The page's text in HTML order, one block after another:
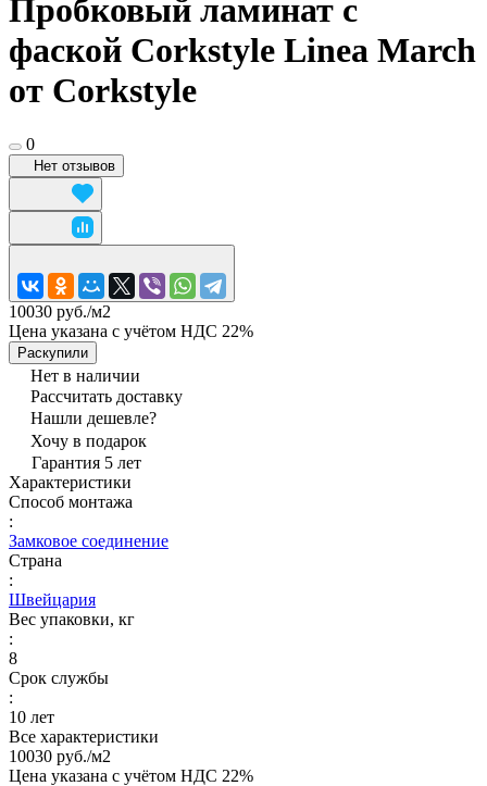
Пробковый ламинат c
фаской Corkstyle Linea March
от Corkstyle
0
Нет отзывов
10030 руб./м2
Цена указана с учётом НДС 22%
Раскупили
Нет в наличии
Рассчитать доставку
Нашли дешевле?
Хочу в подарок
Гарантия 5 лет
Характеристики
Способ монтажа
:
Замковое соединение
Страна
:
Швейцария
Вес упаковки, кг
:
8
Срок службы
:
10 лет
Все характеристики
10030 руб./м2
Цена указана с учётом НДС 22%